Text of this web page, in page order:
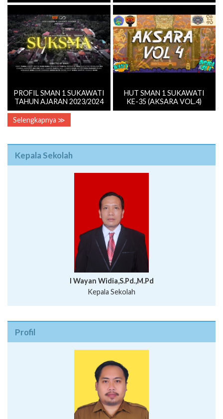
PROFIL SMAN 1 SUKAWATI
TAHUN AJARAN 2023/2024
HUT SMAN 1 SUKAWATI
KE-35 (AKSARA VOL.4)
Selengkapnya ≫
Kepala Sekolah
I Wayan Widia,S.Pd.,M.Pd
Kepala Sekolah
Profil